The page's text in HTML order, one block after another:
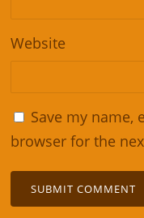
Website
Save my name,
browser for the